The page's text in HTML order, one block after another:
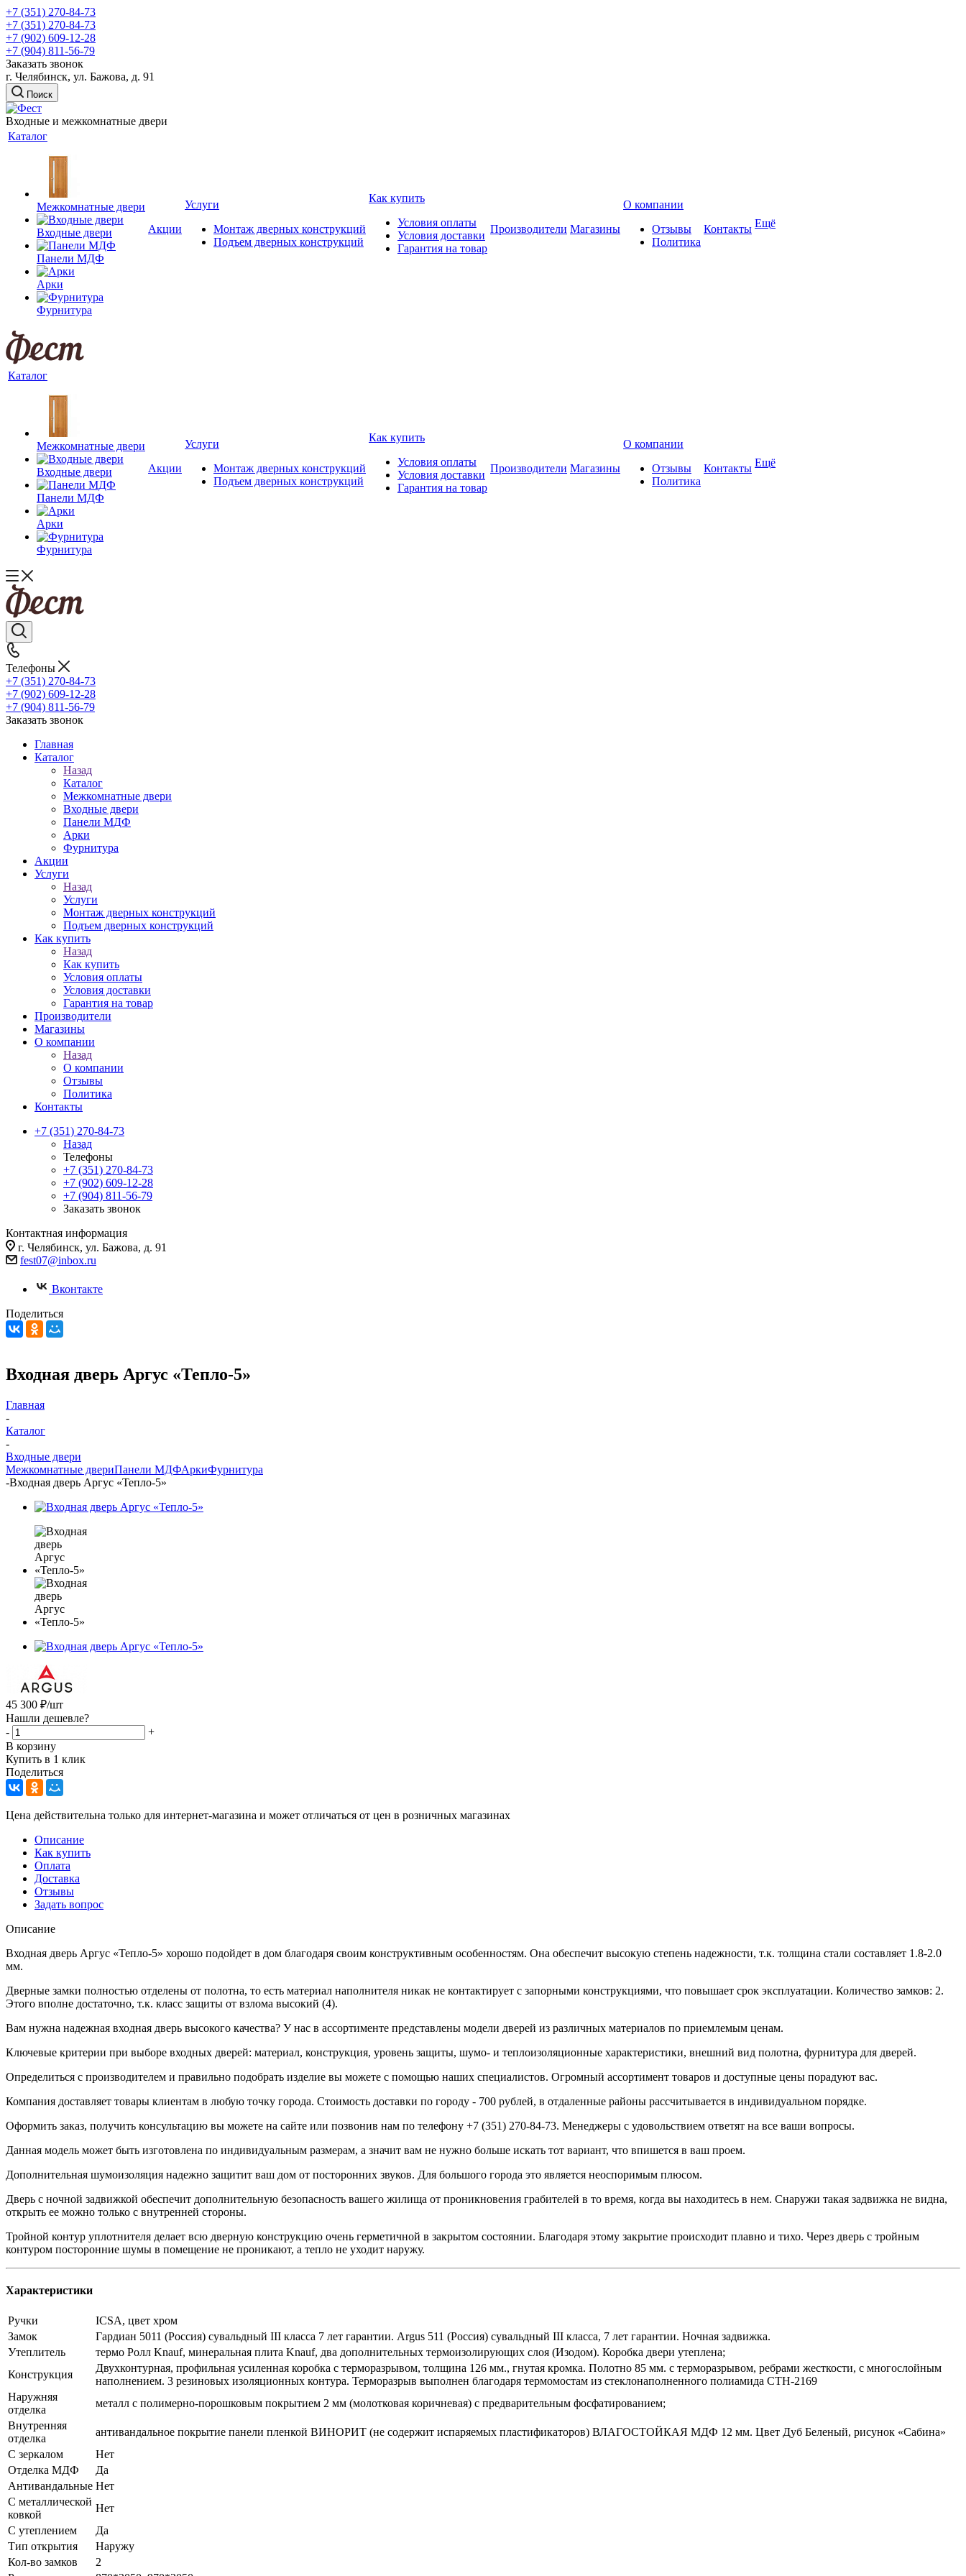
+7 (351) 270-84-73
+7 (351) 270-84-73
+7 (902) 609-12-28
+7 (904) 811-56-79
Заказать звонок
г. Челябинск, ул. Бажова, д. 91
Поиск
Входные и межкомнатные двери
Каталог
Межкомнатные двери
Входные двери
Панели МДФ
Арки
Фурнитура
Акции
Услуги
Монтаж дверных конструкций
Подъем дверных конструкций
Как купить
Условия оплаты
Условия доставки
Гарантия на товар
Производители Магазины
О компании
Отзывы
Политика
Контакты Ещё
Каталог
Межкомнатные двери
Входные двери
Панели МДФ
Арки
Фурнитура
Акции
Услуги
Монтаж дверных конструкций
Подъем дверных конструкций
Как купить
Условия оплаты
Условия доставки
Гарантия на товар
Производители Магазины
О компании
Отзывы
Политика
Контакты Ещё
Телефоны
+7 (351) 270-84-73
+7 (902) 609-12-28
+7 (904) 811-56-79
Заказать звонок
Главная
Каталог
Назад
Каталог
Межкомнатные двери
Входные двери
Панели МДФ
Арки
Фурнитура
Акции
Услуги
Назад
Услуги
Монтаж дверных конструкций
Подъем дверных конструкций
Как купить
Назад
Как купить
Условия оплаты
Условия доставки
Гарантия на товар
Производители
Магазины
О компании
Назад
О компании
Отзывы
Политика
Контакты
+7 (351) 270-84-73
Назад
Телефоны
+7 (351) 270-84-73
+7 (902) 609-12-28
+7 (904) 811-56-79
Заказать звонок
Контактная информация
г. Челябинск, ул. Бажова, д. 91
fest07@inbox.ru
Вконтакте
Поделиться
Входная дверь Аргус «Тепло-5»
Главная
-
Каталог
-
Входные двери
Межкомнатные двериПанели МДФАркиФурнитура
-Входная дверь Аргус «Тепло-5»
45 300 ₽/шт
Нашли дешевле?
-
+
В корзину
Купить в 1 клик
Поделиться
Цена действительна только для интернет-магазина и может отличаться от цен в розничных магазинах
Описание
Как купить
Оплата
Доставка
Отзывы
Задать вопрос
Описание
Входная дверь Аргус «Тепло-5» хорошо подойдет в дом благодаря своим конструктивным особенностям. Она обеспечит высокую степень надежности, т.к. толщина стали составляет 1.8-2.0
мм.
Дверные замки полностью отделены от полотна, то есть материал наполнителя никак не контактирует с запорными конструкциями, что повышает срок эксплуатации. Количество замков: 2.
Этого вполне достаточно, т.к. класс защиты от взлома высокий (4).
Вам нужна надежная входная дверь высокого качества? У нас в ассортименте представлены модели дверей из различных материалов по приемлемым ценам.
Ключевые критерии при выборе входных дверей: материал, конструкция, уровень защиты, шумо- и теплоизоляционные характеристики, внешний вид полотна, фурнитура для дверей.
Определиться с производителем и правильно подобрать изделие вы можете с помощью наших специалистов. Огромный ассортимент товаров и доступные цены порадуют вас.
Компания доставляет товары клиентам в любую точку города. Стоимость доставки по городу - 700 рублей, в отдаленные районы рассчитывается в индивидуальном порядке.
Оформить заказ, получить консультацию вы можете на сайте или позвонив нам по телефону +7 (351) 270-84-73. Менеджеры с удовольствием ответят на все ваши вопросы.
Данная модель может быть изготовлена по индивидуальным размерам, а значит вам не нужно больше искать тот вариант, что впишется в ваш проем.
Дополнительная шумоизоляция надежно защитит ваш дом от посторонних звуков. Для большого города это является неоспоримым плюсом.
Дверь с ночной задвижкой обеспечит дополнительную безопасность вашего жилища от проникновения грабителей в то время, когда вы находитесь в нем. Снаружи такая задвижка не видна,
открыть ее можно только с внутренней стороны.
Тройной контур уплотнителя делает всю дверную конструкцию очень герметичной в закрытом состоянии. Благодаря этому закрытие происходит плавно и тихо. Через дверь с тройным
контуром посторонние шумы в помещение не проникают, а тепло не уходит наружу.
Характеристики
Ручки
ICSA, цвет хром
Замок
Гардиан 5011 (Россия) сувальдный III класса 7 лет гарантии. Argus 511 (Россия) сувальдный III класса, 7 лет гарантии. Ночная задвижка.
Утеплитель
термо Ролл Knauf, минеральная плита Knauf, два дополнительных термоизолирующих слоя (Изодом). Коробка двери утеплена;
Конструкция
Двухконтурная, профильная усиленная коробка с терморазрывом, толщина 126 мм., гнутая кромка. Полотно 85 мм. с терморазрывом, ребрами жесткости, с многослойным
наполнением. 3 резиновых изоляционных контура. Терморазрыв выполнен благодаря термомостам из стеклонаполненного полиамида СТН-2169
Наружняя
отделка
металл с полимерно-порошковым покрытием 2 мм (молотковая коричневая) с предварительным фосфатированием;
Внутренняя
отделка
антивандальное покрытие панели пленкой ВИНОРИТ (не содержит испаряемых пластификаторов) ВЛАГОСТОЙКАЯ МДФ 12 мм. Цвет Дуб Беленый, рисунок «Сабина»
С зеркалом
Нет
Отделка МДФ
Да
Антивандальные Нет
С металлической
ковкой
Нет
С утеплением
Да
Тип открытия
Наружу
Кол-во замков
2